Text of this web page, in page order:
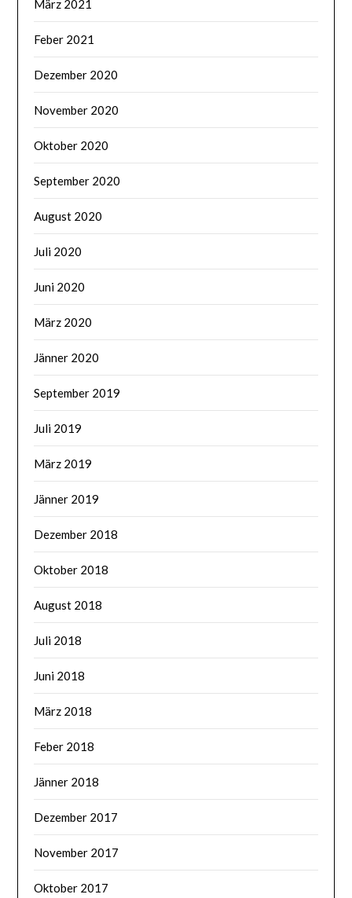
März 2021
Feber 2021
Dezember 2020
November 2020
Oktober 2020
September 2020
August 2020
Juli 2020
Juni 2020
März 2020
Jänner 2020
September 2019
Juli 2019
März 2019
Jänner 2019
Dezember 2018
Oktober 2018
August 2018
Juli 2018
Juni 2018
März 2018
Feber 2018
Jänner 2018
Dezember 2017
November 2017
Oktober 2017